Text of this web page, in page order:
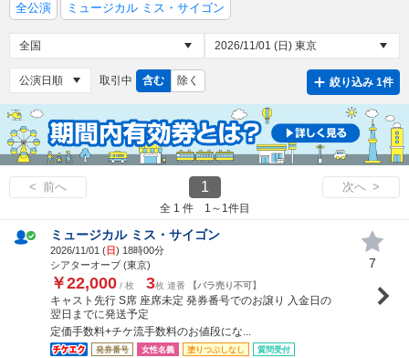
全公演 ミュージカル ミス・サイゴン
取引中 含む 除く 絞り込み 1件
< 前へ 1 次へ >
全 1 件 1～1件目
ミュージカル ミス・サイゴン
2026/11/01 (日) 18時00分
シアターオーブ (東京)
￥22,000 / 枚 3枚 連番 【バラ売り不可】
キャスト先行 S席 座席未定 発券番号でのお譲り 入金日の
翌日までに発送予定
定価手数料+チケ流手数料のお値段にな...
発券番号 女性名義 塗りつぶしなし 質問受付
7